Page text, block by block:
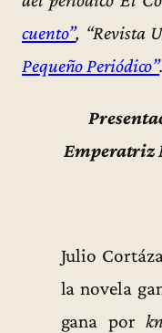
cuento”, “Revista
Pequeño Periódico”.
Emperatriz
Julio
la novela
gana por